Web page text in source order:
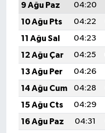
9 Ağu Paz
04:20
10 Ağu Pts
04:22
11 Ağu Sal
04:23
12 Ağu Çar
04:25
13 Ağu Per
04:26
14 Ağu Cum
04:28
15 Ağu Cts
04:29
16 Ağu Paz
04:31